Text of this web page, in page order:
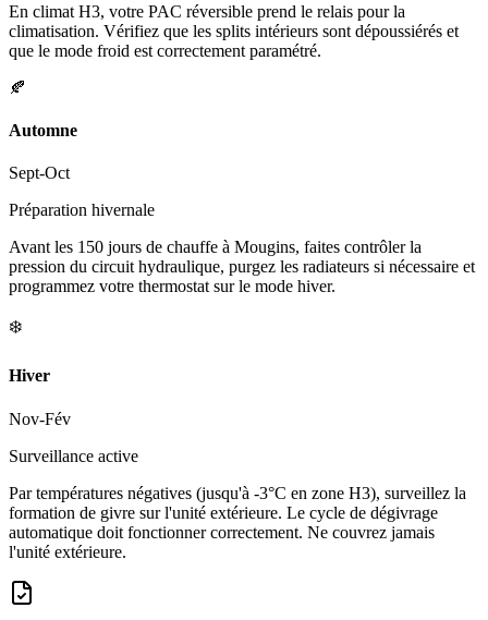
En climat H3, votre PAC réversible prend le relais pour la
climatisation. Vérifiez que les splits intérieurs sont dépoussiérés et
que le mode froid est correctement paramétré.
🍂
Automne
Sept-Oct
Préparation hivernale
Avant les 150 jours de chauffe à Mougins, faites contrôler la
pression du circuit hydraulique, purgez les radiateurs si nécessaire et
programmez votre thermostat sur le mode hiver.
❄️
Hiver
Nov-Fév
Surveillance active
Par températures négatives (jusqu'à -3°C en zone H3), surveillez la
formation de givre sur l'unité extérieure. Le cycle de dégivrage
automatique doit fonctionner correctement. Ne couvrez jamais
l'unité extérieure.